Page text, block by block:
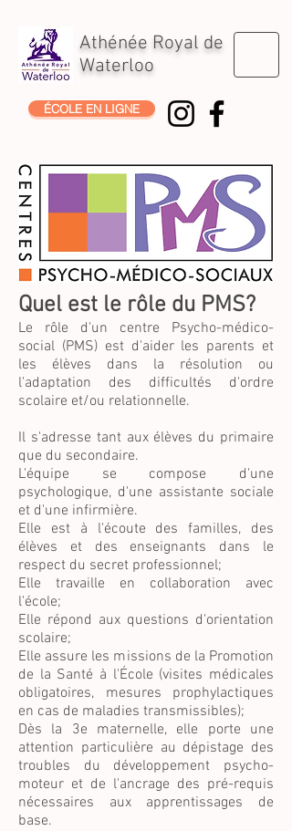
Athénée Royal de
Waterloo
ÉCOLE EN LIGNE
Quel est le rôle du PMS?
Le rôle d'un centre Psycho-médico-
social (PMS) est d'aider les parents et
les élèves dans la résolution ou
l'adaptation des difficultés d'ordre
scolaire et/ou relationnelle.
Il s'adresse tant aux élèves du primaire
que du secondaire.
L'équipe se compose d'une
psychologique, d'une assistante sociale
et d'une infirmière.
Elle est à l'écoute des familles, des
élèves et des enseignants dans le
respect du secret professionnel;
Elle travaille en collaboration avec
l'école;
Elle répond aux questions d'orientation
scolaire;
Elle assure les missions de la Promotion
de la Santé à l'École (visites médicales
obligatoires, mesures prophylactiques
en cas de maladies transmissibles);
Dès la 3e maternelle, elle porte une
attention particulière au dépistage des
troubles du développement psycho-
moteur et de l'ancrage des pré-requis
nécessaires aux apprentissages de
base.